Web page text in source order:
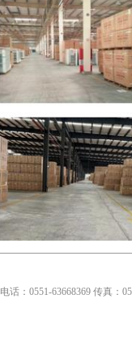
电话：0551-63668369传真：